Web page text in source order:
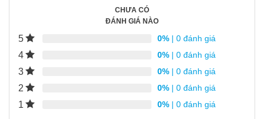
CHƯA CÓ
ĐÁNH GIÁ NÀO
5 0% | 0 đánh giá
4 0% | 0 đánh giá
3 0% | 0 đánh giá
2 0% | 0 đánh giá
1 0% | 0 đánh giá